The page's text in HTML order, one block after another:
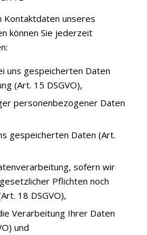
Kontaktdaten unseres
können Sie jederzeit
uns gespeicherten Daten
(Art. 15 DSGVO),
personenbezogener Daten
gespeicherten Daten (Art.
sofern wir
Pflichten noch
18 DSGVO),
Verarbeitung Ihrer Daten
und